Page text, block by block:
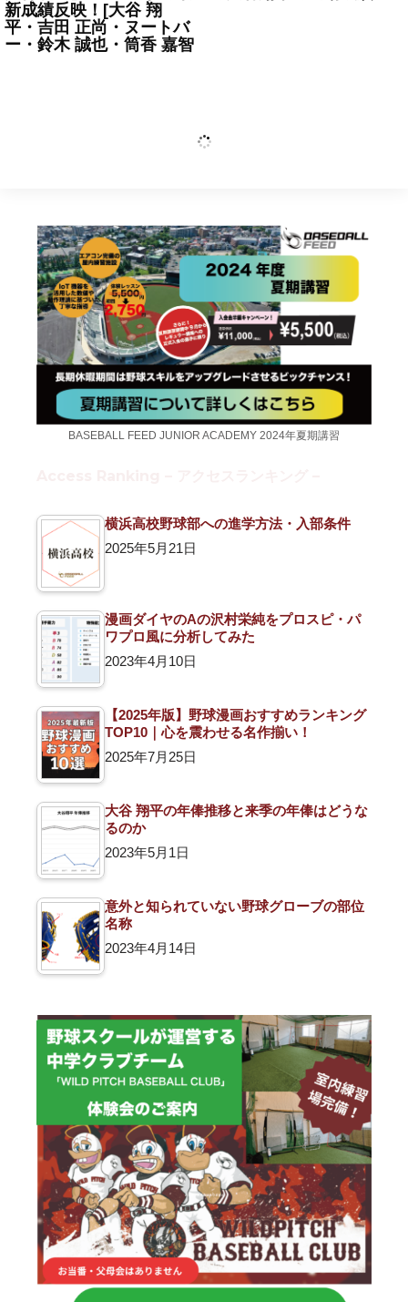
新成績反映！[大谷 翔
平・吉田 正尚・ヌートバ
ー・鈴木 誠也・筒香 嘉智
BASEBALL FEED JUNIOR ACADEMY 2024年夏期講習
横浜高校野球部への進学方法・入部条件
2025年5月21日
漫画ダイヤのAの沢村栄純をプロスピ・パ
ワプロ風に分析してみた
2023年4月10日
【2025年版】野球漫画おすすめランキング
TOP10｜心を震わせる名作揃い！
2025年7月25日
大谷 翔平の年俸推移と来季の年俸はどうな
るのか
2023年5月1日
意外と知られていない野球グローブの部位
名称
2023年4月14日